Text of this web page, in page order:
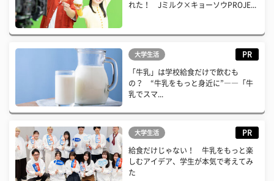
れた！ Jミルク×キョーソウPROJE...
大学生活 PR
「牛乳」は学校給食だけで飲むも
の？ “牛乳をもっと身近に”――「牛
乳でスマ...
大学生活 PR
給食だけじゃない！ 牛乳をもっと楽
しむアイデア、学生が本気で考えてみ
た